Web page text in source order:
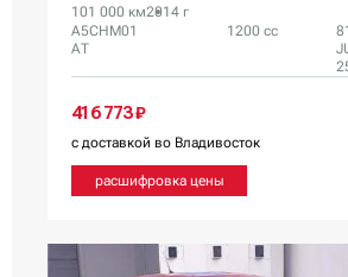
101 000 км2014 г
A5CHM01
AT
1200 сс
416 773 ₽
с доставкой во Владивосток
расшифровка цены